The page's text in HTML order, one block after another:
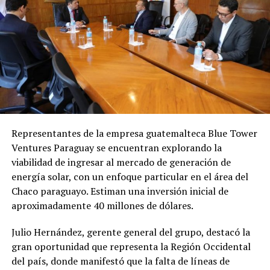
criminales, y que en realidad fue víctima de extorsión
por parte de criminales que buscaban ganancias
económicas.
Próximos pasos
De prosperar la acusación, el empresario podría
enfrentar una pena de12 a 30 años de prisión
por
de locación.
Según manifestaciones de los denunciantes, intentaron
evitar la denuncia penal recurriendo primero a la
Oficina de Mediación del Poder Judicial, solicitando que
se citara a Garrido para buscar un acuerdo comercial.
Durante la audiencia convocada, Garrido no asistió
personalmente, sino que fue representada por el
autenticadas de facturas de la empresa «Green Castle»
por valores de 18.500.000 y 10.400.000 guaraníes
respectivamente, sosteniendo que la señora Garrido
había pagado por todos los equipamientos e
infraestructura del comedor.
son facturas habían sido «anuladas por su titular» y que
«son de contenido falso», presuntamente completadas
por la Lic. Rosalba Garay, contadora que actualmente
Representantes de la empresa guatemalteca Blue Tower
Ventures Paraguay se encuentran explorando la
viabilidad de ingresar al mercado de generación de
energía solar, con un enfoque particular en el área del
Chaco paraguayo. Estiman una inversión inicial de
aproximadamente 40 millones de dólares.
Julio Hernández, gerente general del grupo, destacó la
gran oportunidad que representa la Región Occidental
del país, donde manifestó que la falta de líneas de